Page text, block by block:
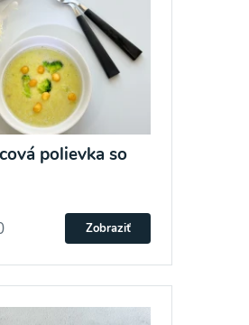
polievka so
Zobraziť